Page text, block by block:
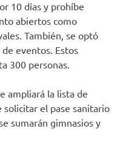
10 días y prohíbe
abiertos como
También, se optó
eventos. Estos
300 personas.
ampliará la lista de
solicitar el pase sanitario
sumarán gimnasios y